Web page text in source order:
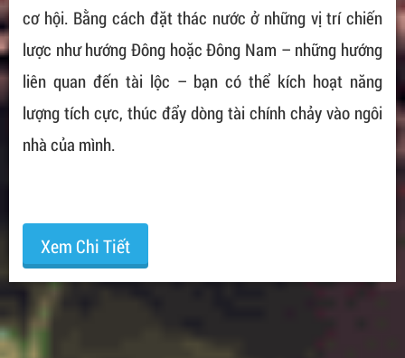
cơ hội. Bằng cách đặt thác nước ở những vị trí chiến
lược như hướng Đông hoặc Đông Nam – những hướng
liên quan đến tài lộc – bạn có thể kích hoạt năng
lượng tích cực, thúc đẩy dòng tài chính chảy vào ngôi
nhà của mình.
Xem Chi Tiết